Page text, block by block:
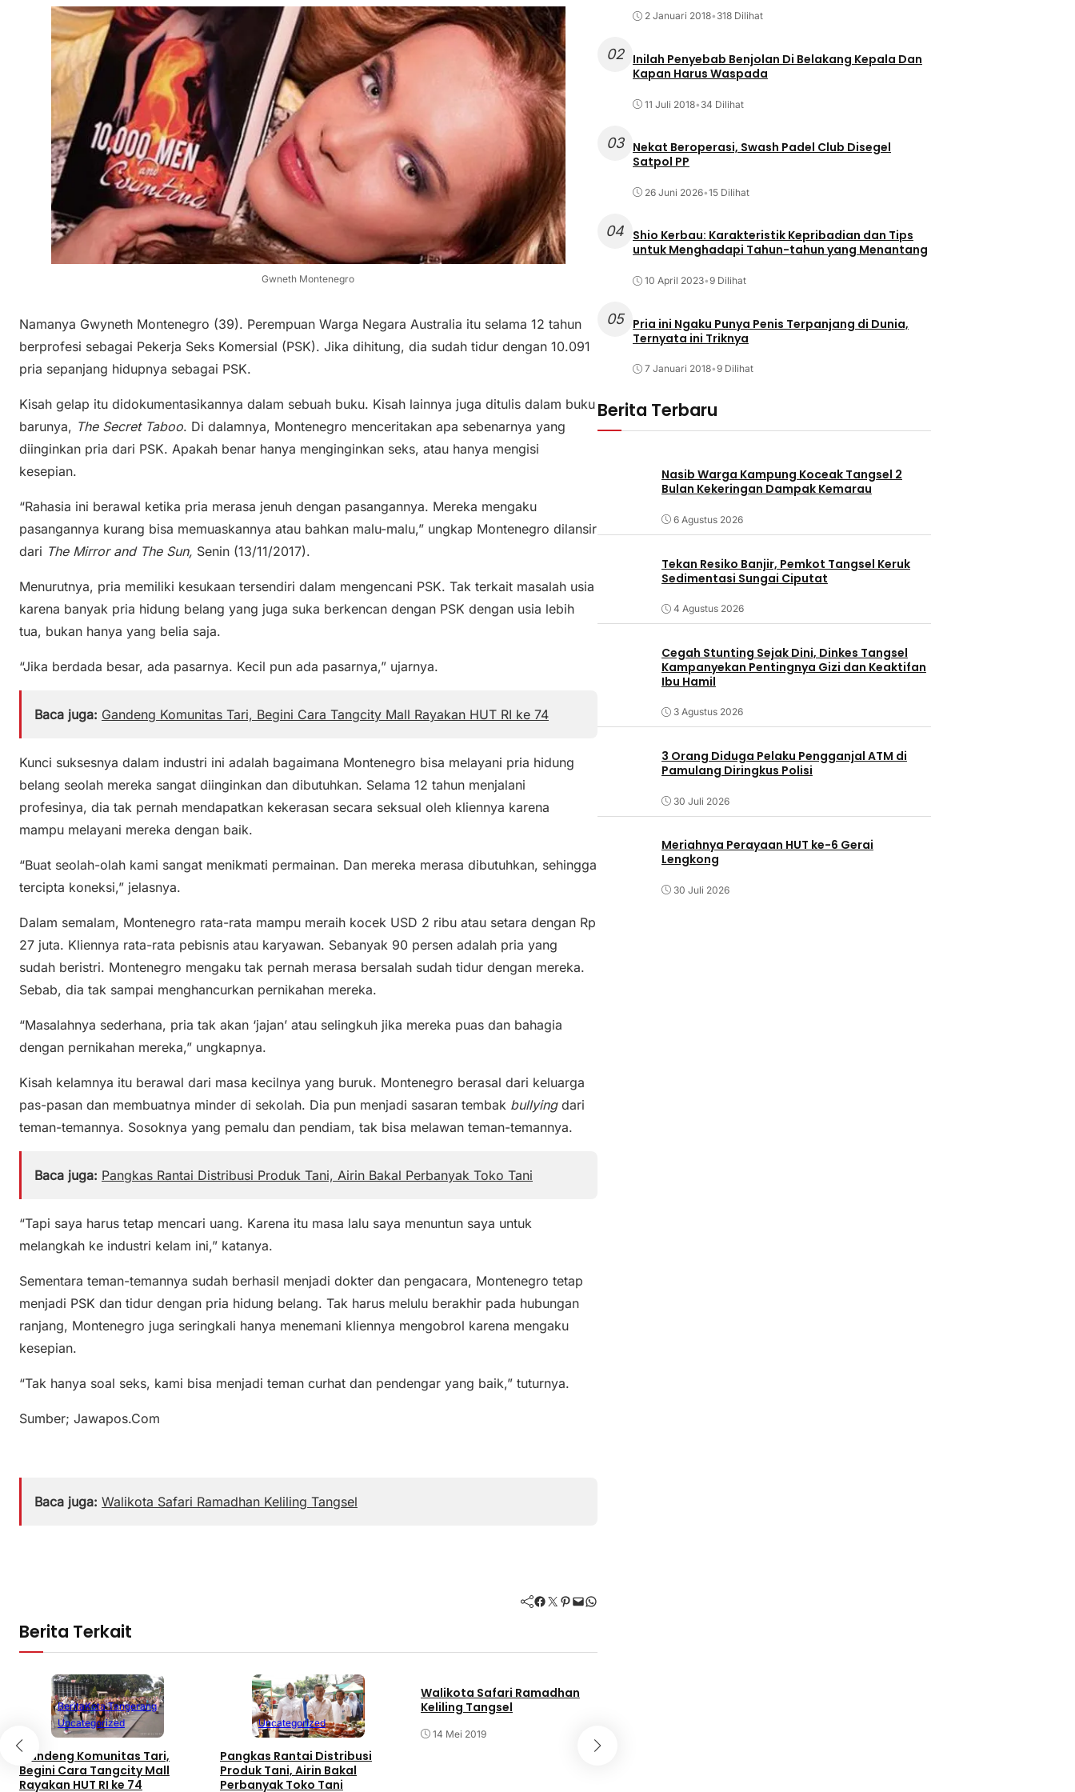
Gwneth Montenegro
Namanya Gwyneth Montenegro (39). Perempuan Warga Negara Australia itu selama 12 tahun
berprofesi sebagai Pekerja Seks Komersial (PSK). Jika dihitung, dia sudah tidur dengan 10.091
pria sepanjang hidupnya sebagai PSK.
Kisah gelap itu didokumentasikannya dalam sebuah buku. Kisah lainnya juga ditulis dalam buku
barunya, The Secret Taboo. Di dalamnya, Montenegro menceritakan apa sebenarnya yang
diinginkan pria dari PSK. Apakah benar hanya menginginkan seks, atau hanya mengisi
kesepian.
“Rahasia ini berawal ketika pria merasa jenuh dengan pasangannya. Mereka mengaku
pasangannya kurang bisa memuaskannya atau bahkan malu-malu,” ungkap Montenegro dilansir
dari The Mirror and The Sun, Senin (13/11/2017).
Menurutnya, pria memiliki kesukaan tersendiri dalam mengencani PSK. Tak terkait masalah usia
karena banyak pria hidung belang yang juga suka berkencan dengan PSK dengan usia lebih
tua, bukan hanya yang belia saja.
“Jika berdada besar, ada pasarnya. Kecil pun ada pasarnya,” ujarnya.
Baca juga: Gandeng Komunitas Tari, Begini Cara Tangcity Mall Rayakan HUT RI ke 74
Kunci suksesnya dalam industri ini adalah bagaimana Montenegro bisa melayani pria hidung
belang seolah mereka sangat diinginkan dan dibutuhkan. Selama 12 tahun menjalani
profesinya, dia tak pernah mendapatkan kekerasan secara seksual oleh kliennya karena
mampu melayani mereka dengan baik.
“Buat seolah-olah kami sangat menikmati permainan. Dan mereka merasa dibutuhkan, sehingga
tercipta koneksi,” jelasnya.
Dalam semalam, Montenegro rata-rata mampu meraih kocek USD 2 ribu atau setara dengan Rp
27 juta. Kliennya rata-rata pebisnis atau karyawan. Sebanyak 90 persen adalah pria yang
sudah beristri. Montenegro mengaku tak pernah merasa bersalah sudah tidur dengan mereka.
Sebab, dia tak sampai menghancurkan pernikahan mereka.
“Masalahnya sederhana, pria tak akan ‘jajan’ atau selingkuh jika mereka puas dan bahagia
dengan pernikahan mereka,” ungkapnya.
Kisah kelamnya itu berawal dari masa kecilnya yang buruk. Montenegro berasal dari keluarga
pas-pasan dan membuatnya minder di sekolah. Dia pun menjadi sasaran tembak bullyingdari
teman-temannya. Sosoknya yang pemalu dan pendiam, tak bisa melawan teman-temannya.
Baca juga: Pangkas Rantai Distribusi Produk Tani, Airin Bakal Perbanyak Toko Tani
“Tapi saya harus tetap mencari uang. Karena itu masa lalu saya menuntun saya untuk
melangkah ke industri kelam ini,” katanya.
Sementara teman-temannya sudah berhasil menjadi dokter dan pengacara, Montenegro tetap
menjadi PSK dan tidur dengan pria hidung belang. Tak harus melulu berakhir pada hubungan
ranjang, Montenegro juga seringkali hanya menemani kliennya mengobrol karena mengaku
kesepian.
“Tak hanya soal seks, kami bisa menjadi teman curhat dan pendengar yang baik,” tuturnya.
Sumber; Jawapos.Com
Baca juga: Walikota Safari Ramadhan Keliling Tangsel
Facebook Twitter Pinterest Mail WhatsApp
Berita Terkait
BeritaKota Tangerang
Uncategorized
Gandeng Komunitas Tari,
Begini Cara Tangcity Mall
Rayakan HUT RI ke 74
Uncategorized
Pangkas Rantai Distribusi
Produk Tani, Airin Bakal
Perbanyak Toko Tani
Walikota Safari Ramadhan
Keliling Tangsel
14 Mei 2019
2 Januari 2018• 318 Dilihat
02
Inilah Penyebab Benjolan Di Belakang Kepala Dan
Kapan Harus Waspada
11 Juli 2018• 34 Dilihat
03
Nekat Beroperasi, Swash Padel Club Disegel
Satpol PP
26 Juni 2026•15 Dilihat
04 Shio Kerbau: Karakteristik Kepribadian dan Tips
untuk Menghadapi Tahun-tahun yang Menantang
10 April 2023•9 Dilihat
05
Pria ini Ngaku Punya Penis Terpanjang di Dunia,
Ternyata ini Triknya
7 Januari 2018•9 Dilihat
Berita Terbaru
Nasib Warga Kampung Koceak Tangsel 2
Bulan Kekeringan Dampak Kemarau
6 Agustus 2026
Tekan Resiko Banjir, Pemkot Tangsel Keruk
Sedimentasi Sungai Ciputat
4 Agustus 2026
Cegah Stunting Sejak Dini, Dinkes Tangsel
Kampanyekan Pentingnya Gizi dan Keaktifan
Ibu Hamil
3 Agustus 2026
3 Orang Diduga Pelaku Pengganjal ATM di
Pamulang Diringkus Polisi
30 Juli 2026
Meriahnya Perayaan HUT ke-6 Gerai
Lengkong
30 Juli 2026